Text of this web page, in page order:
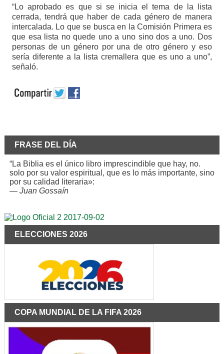
“Lo aprobado es que si se inicia el tema de la lista
cerrada, tendrá que haber de cada género de manera
intercalada. Lo que se busca en la Comisión Primera es
que esa lista no quede uno a uno sino dos a uno. Dos
personas de un género por una de otro género y eso
sería diferente a la lista cremallera que es uno a uno”,
señaló.
FRASE DEL DÍA
“La Biblia es el único libro imprescindible que hay, no.
solo por su valor espiritual, que es lo más importante, sino
por su calidad literaria»:
— Juan Gossaín
ELECCIONES 2026
COPA MUNDIAL DE LA FIFA 2026